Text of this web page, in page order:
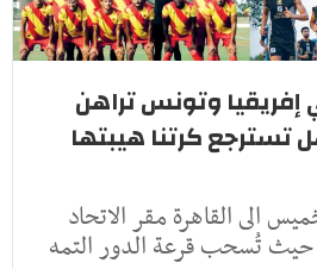
وتونس تراهن
هل تسترجع كرتنا هيبتها
الى القاهرة مقر الاتحاد
حيث تُسحب قرعة الدور التمه